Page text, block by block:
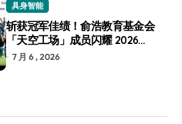
具身智能
斩获冠军佳绩！俞浩教育基金会
「天空工场」成员闪耀 2026
RoboCup 机器人世界杯
7 月 6 , 2026